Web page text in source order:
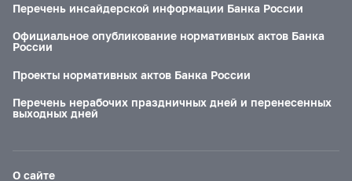
Перечень инсайдерской информации Банка России
Официальное опубликование нормативных актов Банка
России
Проекты нормативных актов Банка России
Перечень нерабочих праздничных дней и перенесенных
выходных дней
О сайте